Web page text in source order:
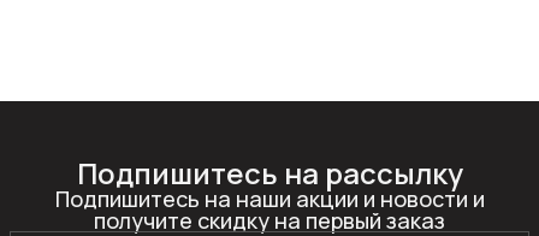
Подпишитесь на рассылку
Подпишитесь на наши акции и новости и
получите скидку на первый заказ